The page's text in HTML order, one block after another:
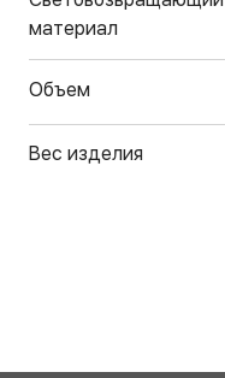
материал
Объем
Вес изделия